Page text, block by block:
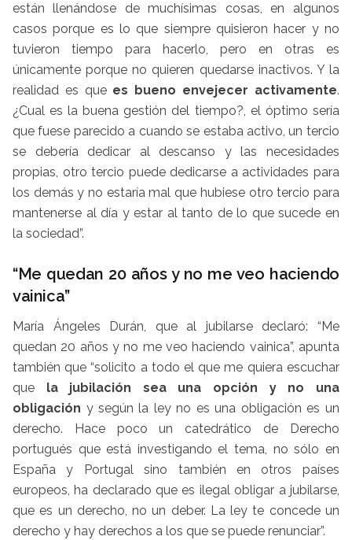
están llenándose de muchísimas cosas, en algunos
casos porque es lo que siempre quisieron hacer y no
tuvieron tiempo para hacerlo, pero en otras es
únicamente porque no quieren quedarse inactivos. Y la
realidad es que es bueno envejecer activamente.
¿Cual es la buena gestión del tiempo?, el óptimo sería
que fuese parecido a cuando se estaba activo, un tercio
se debería dedicar al descanso y las necesidades
propias, otro tercio puede dedicarse a actividades para
los demás y no estaría mal que hubiese otro tercio para
mantenerse al día y estar al tanto de lo que sucede en
la sociedad”.
“Me quedan 20 años y no me veo haciendo
vainica”
María Ángeles Durán, que al jubilarse declaró: “Me
quedan 20 años y no me veo haciendo vainica”, apunta
también que “solicito a todo el que me quiera escuchar
que la jubilación sea una opción y no una
obligación y según la ley no es una obligación es un
derecho. Hace poco un catedrático de Derecho
portugués que está investigando el tema, no sólo en
España y Portugal sino también en otros países
europeos, ha declarado que es ilegal obligar a jubilarse,
que es un derecho, no un deber. La ley te concede un
derecho y hay derechos a los que se puede renunciar”.